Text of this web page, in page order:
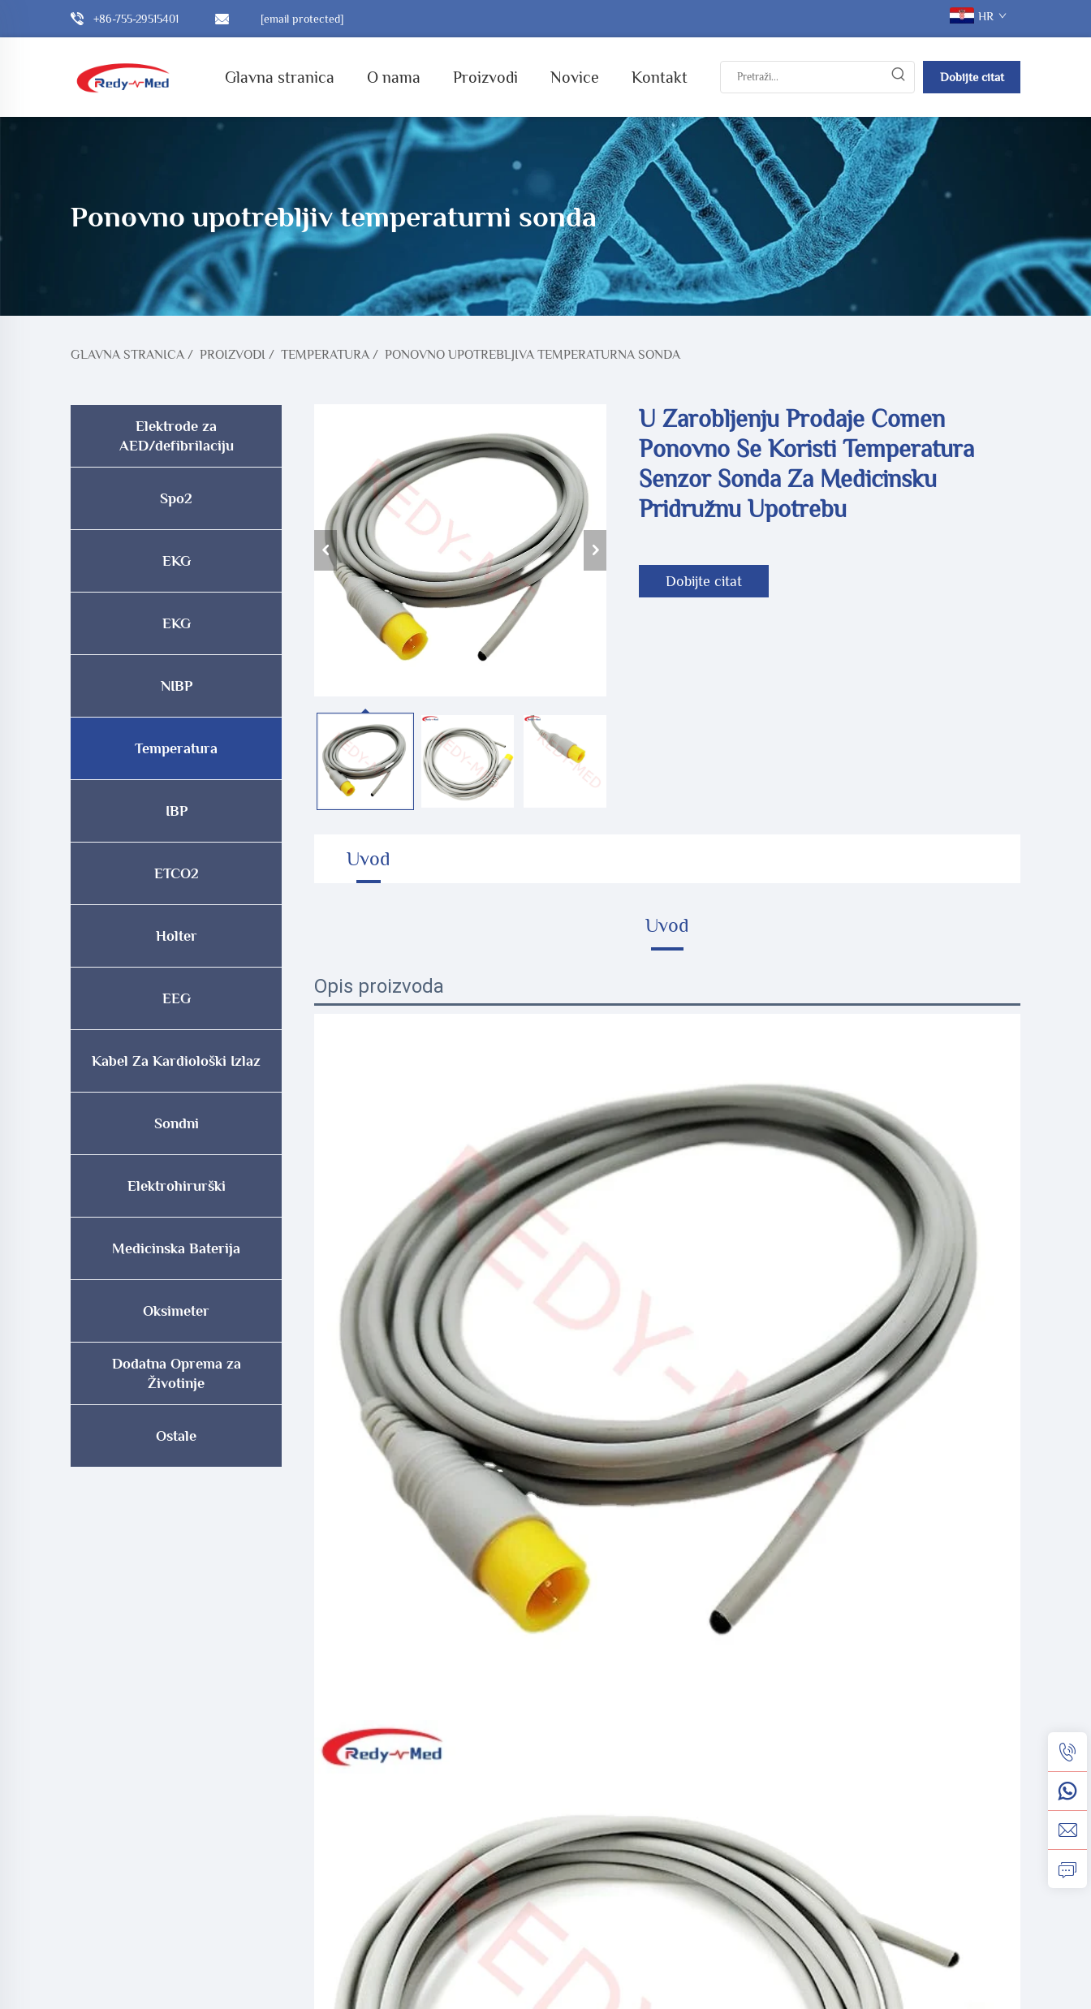
+86-755-29515401 [email protected] HR
Glavna stranica O nama Proizvodi Novice Kontakt Dobijte citat
Ponovno upotrebljiv temperaturni sonda
GLAVNA STRANICA/ PROIZVODI / TEMPERATURA/ PONOVNO UPOTREBLJIVA TEMPERATURNA SONDA
Elektrode za
AED/defibrilaciju
Spo2
EKG
EKG
NIBP
Temperatura
IBP
ETCO2
Holter
EEG
Kabel Za Kardiološki Izlaz
Sondni
Elektrohirurški
Medicinska Baterija
Oksimeter
Dodatna Oprema za
Životinje
Ostale
U Zarobljenju Prodaje Comen
Ponovno Se Koristi Temperatura
Senzor Sonda Za Medicinsku
Pridružnu Upotrebu
Dobijte citat
Uvod
Uvod
Opis proizvoda